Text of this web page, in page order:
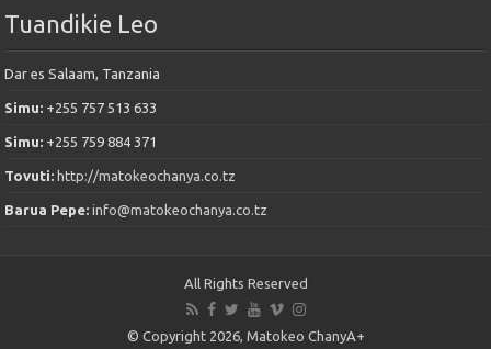
Tuandikie Leo
Dar es Salaam, Tanzania
Simu: +255 757 513 633
Simu: +255 759 884 371
Tovuti:http://matokeochanya.co.tz
Barua Pepe:info@matokeochanya.co.tz
All Rights Reserved
© Copyright 2026, Matokeo ChanyA+